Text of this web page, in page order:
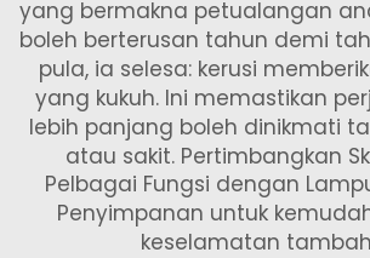
yang bermakna petualangan
boleh berterusan tahun demi
pula, ia selesa: kerusi
yang kukuh. Ini memastikan
lebih panjang boleh dinikmati
atau sakit. Pertimbangkan
Pelbagai Fungsi dengan
Penyimpanan untuk
keselamatan